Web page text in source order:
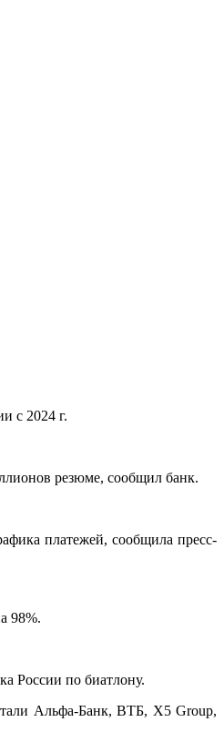
с 2024 г.
резюме, сообщил банк.
платежей, сообщила пресс-
98%.
России по биатлону.
Альфа-Банк, ВТБ, X5 Group,